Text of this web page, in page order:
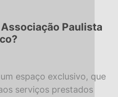
Paulista
espaço exclusivo, que
serviços prestados